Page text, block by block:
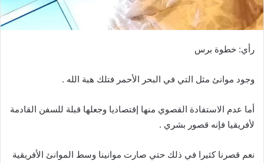
ك
ي
رأي: خطوة برس
وجود موانئ مثل التي في البحر الأحمر فتلك هبة الله .
أما عدم الاستفادة القصوي منها إقتصاديا وجعلها قبلة للسفن القادمة
لأفريقيا فإنه قصور بشري .
نعم قصرنا كثيرا في ذلك حتي صارت موانينا وسط الموانئ الأفريقية